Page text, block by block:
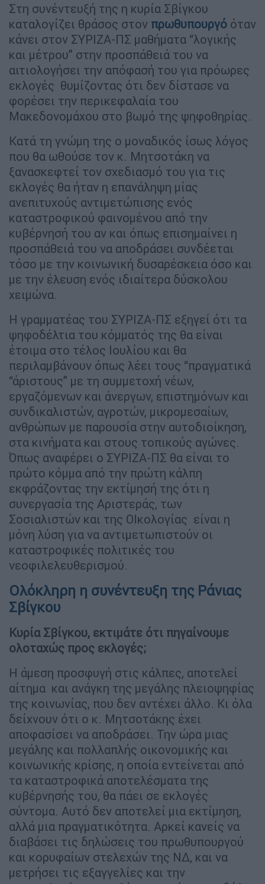
Στη συνέντευξή της η κυρία Σβίγκου
καταλογίζει θράσος στον πρωθυπουργό όταν
κάνει στον ΣΥΡΙΖΑ-ΠΣ μαθήματα “λογικής
και μέτρου” στην προσπάθειά του να
αιτιολογήσει την απόφασή του για πρόωρες
εκλογές θυμίζοντας ότι δεν δίστασε να
φορέσει την περικεφαλαία του
Μακεδονομάχου στο βωμό της ψηφοθηρίας.
Κατά τη γνώμη της ο μοναδικός ίσως λόγος
που θα ωθούσε τον κ. Μητσοτάκη να
ξανασκεφτεί τον σχεδιασμό του για τις
εκλογές θα ήταν η επανάληψη μίας
ανεπιτυχούς αντιμετώπισης ενός
καταστροφικού φαινομένου από την
κυβέρνησή του αν και όπως επισημαίνει η
προσπάθειά του να αποδράσει συνδέεται
τόσο με την κοινωνική δυσαρέσκεια όσο και
με την έλευση ενός ιδιαίτερα δύσκολου
χειμώνα.
Η γραμματέας του ΣΥΡΙΖΑ-ΠΣ εξηγεί ότι τα
ψηφοδέλτια του κόμματός της θα είναι
έτοιμα στο τέλος Ιουλίου και θα
περιλαμβάνουν όπως λέει τους “πραγματικά
“άριστους” με τη συμμετοχή νέων,
εργαζόμενων και άνεργων, επιστημόνων και
συνδικαλιστών, αγροτών, μικρομεσαίων,
ανθρώπων με παρουσία στην αυτοδιοίκηση,
στα κινήματα και στους τοπικούς αγώνες.
Όπως αναφέρει ο ΣΥΡΙΖΑ-ΠΣ θα είναι το
πρώτο κόμμα από την πρώτη κάλπη
εκφράζοντας την εκτίμησή της ότι η
συνεργασία της Αριστεράς, των
Σοσιαλιστών και της ΟΙκολογίας είναι η
μόνη λύση για να αντιμετωπιστούν οι
καταστροφικές πολιτικές του
νεοφιλελευθερισμού.
Ολόκληρη η συνέντευξη της Ράνιας
Σβίγκου
Κυρία Σβίγκου, εκτιμάτε ότι πηγαίνουμε
ολοταχώς προς εκλογές;
Η άμεση προσφυγή στις κάλπες, αποτελεί
αίτημα και ανάγκη της μεγάλης πλειοψηφίας
της κοινωνίας, που δεν αντέχει άλλο. Κι όλα
δείχνουν ότι ο κ. Μητσοτάκης έχει
αποφασίσει να αποδράσει. Την ώρα μιας
μεγάλης και πολλαπλής οικονομικής και
κοινωνικής κρίσης, η οποία εντείνεται από
τα καταστροφικά αποτελέσματα της
κυβέρνησής του, θα πάει σε εκλογές
σύντομα. Αυτό δεν αποτελεί μια εκτίμηση,
αλλά μια πραγματικότητα. Αρκεί κανείς να
διαβάσει τις δηλώσεις του πρωθυπουργού
και κορυφαίων στελεχών της ΝΔ, και να
μετρήσει τις εξαγγελίες και την